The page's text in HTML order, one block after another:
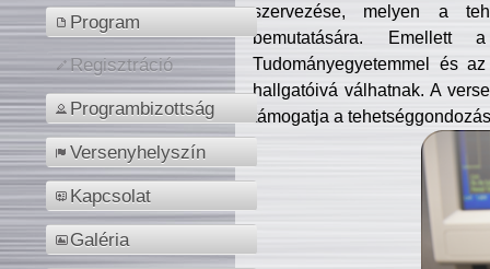
Program
Regisztráció
Programbizottság
Versenyhelyszín
Kapcsolat
Galéria
szervezése, melyen a
bemutatására. Emellett
Tudományegyetemmel és
hallgatóivá válhatnak. A
támogatja a